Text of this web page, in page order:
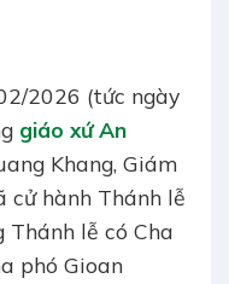
2026 (tức ngày
giáo xứ An
Khang, Giám
cử hành Thánh lễ
lễ có Cha
phó Gioan